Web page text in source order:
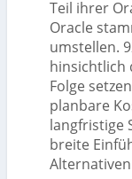
Teil ihrer
Oracle
umstellen.
hinsichtlich
Folge
planbare
langfristige
breite